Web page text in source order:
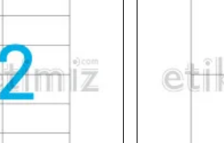
Ekranda görünen görsel
renklerde ton farklı olabilir.